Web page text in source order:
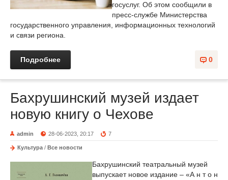
госуслуг. Об этом сообщили в
пресс-службе Министерства
государственного управления, информационных технологий
и связи региона.
0
Подробнее
Бахрушинский музей издает
новую книгу о Чехове
admin 28-06-2023, 20:17 7
Культура / Все новости
Бахрушинский театральный музей
выпускает новое издание – «А н т о н